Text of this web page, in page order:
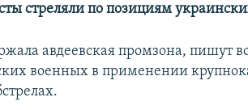
стреляли по позициям
авдеевская промзона, пишут
военных в применении